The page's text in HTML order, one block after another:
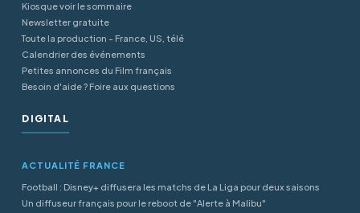
Kiosque voir le sommaire
Newsletter gratuite
Toute la production - France, US, télé
Calendrier des événements
Petites annonces du Film français
Besoin d'aide ? Foire aux questions
DIGITAL
ACTUALITÉ FRANCE
Football : Disney+ diffusera les matchs de La Liga pour deux saisons
Un diffuseur français pour le reboot de "Alerte à Malibu"